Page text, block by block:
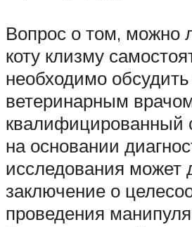
Вопрос о том, можно
коту клизму
необходимо
ветеринарным
квалифицированный
на основании
исследования может
заключение о
проведения